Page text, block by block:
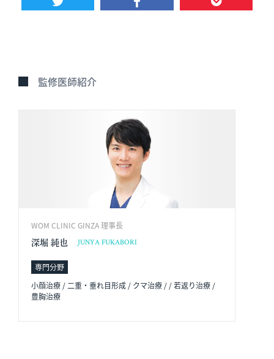
監修医師紹介
WOM CLINIC GINZA 理事長
深堀 純也 JUNYA FUKABORI
専門分野
小顔治療 / 二重・垂れ目形成 / クマ治療 / / 若返り治療 /
豊胸治療